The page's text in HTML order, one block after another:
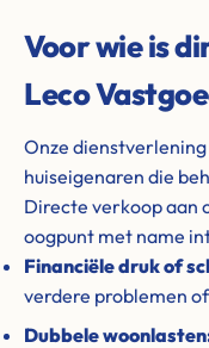
Voor wie is
Leco
Onze
huiseigenaren die
Directe verkoop aan
oogpunt met name
Financiële druk of
verdere problemen
Dubbele